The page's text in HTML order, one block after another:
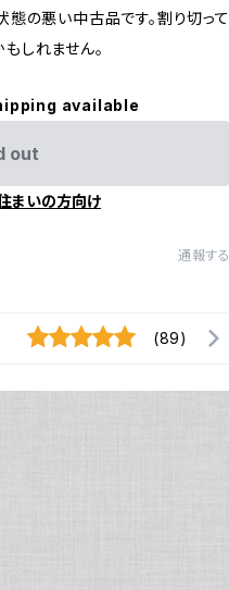
態の悪い中古品です。割り切って
しれません。
available
out
まいの方向け
通報する
(89)